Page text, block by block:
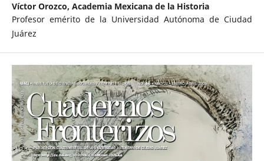
Víctor Orozco, Academia Mexicana de la Historia
Profesor emérito de la Universidad Autónoma de Ciudad
Juárez